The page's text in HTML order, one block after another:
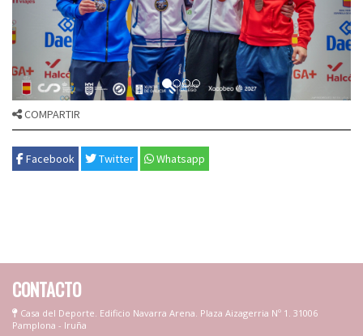
COMPARTIR
Facebook Twitter Whatsapp
CONTACTO
Casa del Deporte. Edificio Navarra Arena. Plaza Aizagerria Nº 1. 31006
Pamplona - Iruña